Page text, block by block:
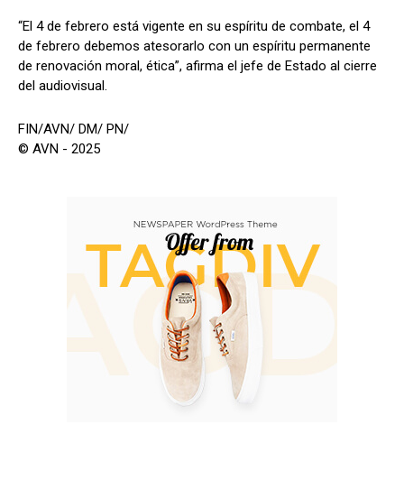
“El 4 de febrero está vigente en su espíritu de combate, el 4
de febrero debemos atesorarlo con un espíritu permanente
de renovación moral, ética”, afirma el jefe de Estado al cierre
del audiovisual.
FIN/AVN/ DM/ PN/
© AVN - 2025